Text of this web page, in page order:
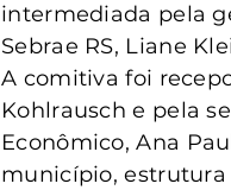
intermediada pela
Sebrae RS, Liane
A comitiva foi
Kohlrausch e pela
Econômico, Ana
município, estrutura